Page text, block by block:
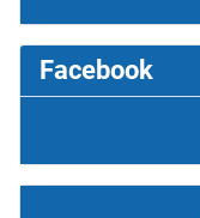
Facebook